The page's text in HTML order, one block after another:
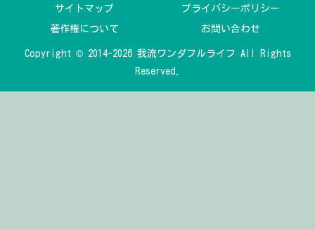
サイトマップ プライバシーポリシー
著作権について お問い合わせ
Copyright © 2014-2026 我流ワンダフルライフ All Rights
Reserved.